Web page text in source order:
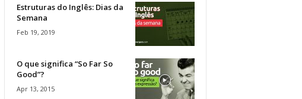
Estruturas do Inglês: Dias da
Semana
Feb 19, 2019
O que significa “So Far So
Good”?
Apr 13, 2015